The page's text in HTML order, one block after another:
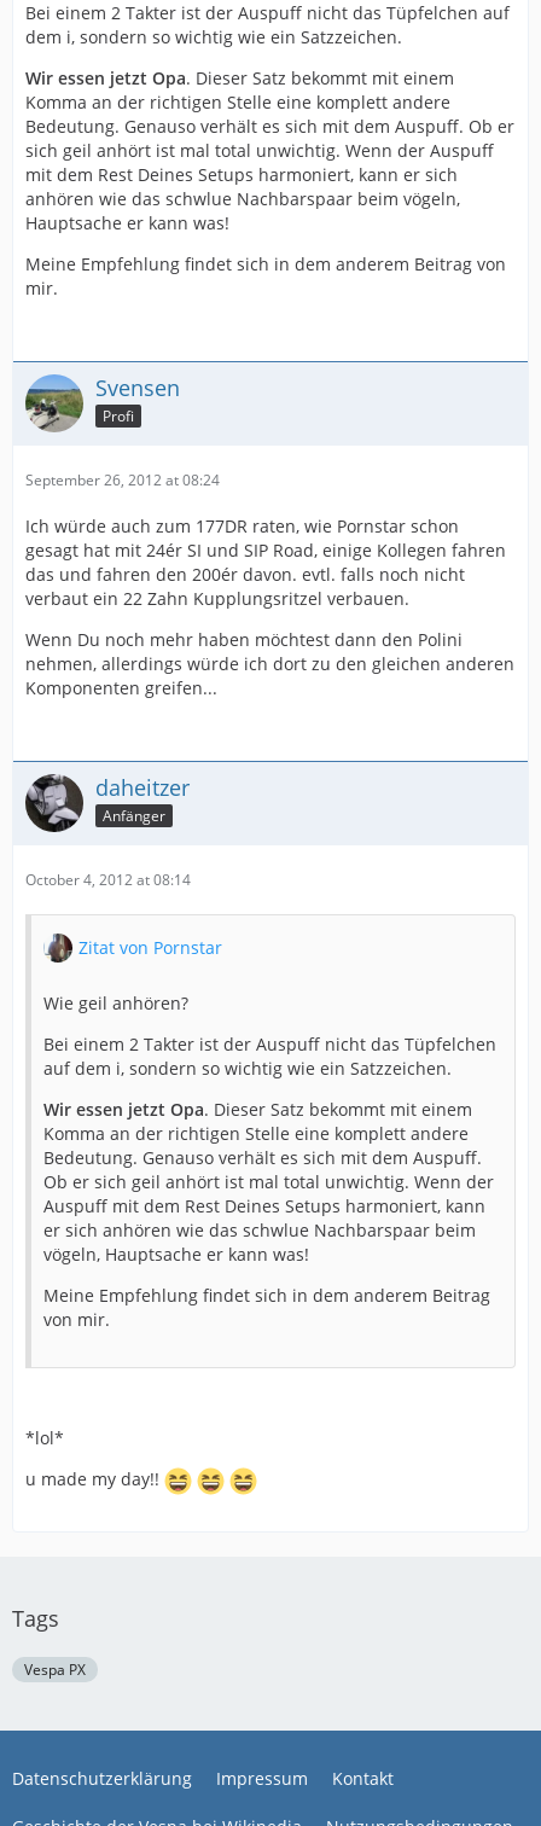
Bei einem 2 Takter ist der Auspuff nicht das Tüpfelchen auf
dem i, sondern so wichtig wie ein Satzzeichen.
Wir essen jetzt Opa. Dieser Satz bekommt mit einem
Komma an der richtigen Stelle eine komplett andere
Bedeutung. Genauso verhält es sich mit dem Auspuff. Ob er
sich geil anhört ist mal total unwichtig. Wenn der Auspuff
mit dem Rest Deines Setups harmoniert, kann er sich
anhören wie das schwlue Nachbarspaar beim vögeln,
Hauptsache er kann was!
Meine Empfehlung findet sich in dem anderem Beitrag von
mir.
Svensen
Profi
September 26, 2012 at 08:24
Ich würde auch zum 177DR raten, wie Pornstar schon
gesagt hat mit 24ér SI und SIP Road, einige Kollegen fahren
das und fahren den 200ér davon. evtl. falls noch nicht
verbaut ein 22 Zahn Kupplungsritzel verbauen.
Wenn Du noch mehr haben möchtest dann den Polini
nehmen, allerdings würde ich dort zu den gleichen anderen
Komponenten greifen...
daheitzer
Anfänger
October 4, 2012 at 08:14
Zitat von Pornstar
Wie geil anhören?
Bei einem 2 Takter ist der Auspuff nicht das Tüpfelchen
auf dem i, sondern so wichtig wie ein Satzzeichen.
Wir essen jetzt Opa. Dieser Satz bekommt mit einem
Komma an der richtigen Stelle eine komplett andere
Bedeutung. Genauso verhält es sich mit dem Auspuff.
Ob er sich geil anhört ist mal total unwichtig. Wenn der
Auspuff mit dem Rest Deines Setups harmoniert, kann
er sich anhören wie das schwlue Nachbarspaar beim
vögeln, Hauptsache er kann was!
Meine Empfehlung findet sich in dem anderem Beitrag
von mir.
*lol*
u made my day!!
Tags
Vespa PX
Datenschutzerklärung Impressum Kontakt